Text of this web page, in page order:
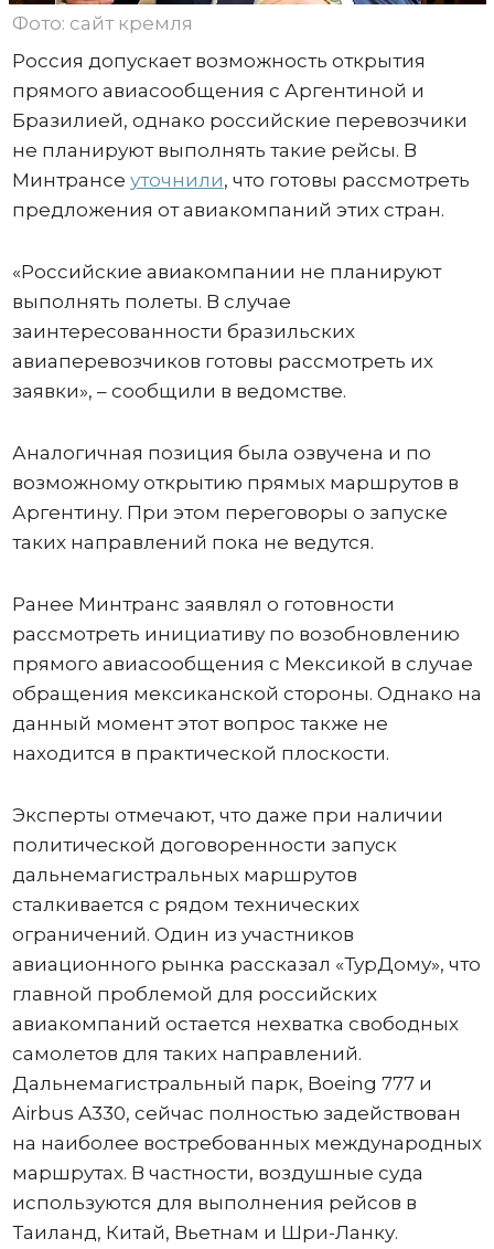
Фото: сайт кремля
Россия допускает возможность открытия
прямого авиасообщения с Аргентиной и
Бразилией, однако российские перевозчики
не планируют выполнять такие рейсы. В
Минтрансе уточнили, что готовы рассмотреть
предложения от авиакомпаний этих стран.
«Российские авиакомпании не планируют
выполнять полеты. В случае
заинтересованности бразильских
авиаперевозчиков готовы рассмотреть их
заявки», – сообщили в ведомстве.
Аналогичная позиция была озвучена и по
возможному открытию прямых маршрутов в
Аргентину. При этом переговоры о запуске
таких направлений пока не ведутся.
Ранее Минтранс заявлял о готовности
рассмотреть инициативу по возобновлению
прямого авиасообщения с Мексикой в случае
обращения мексиканской стороны. Однако на
данный момент этот вопрос также не
находится в практической плоскости.
Эксперты отмечают, что даже при наличии
политической договоренности запуск
дальнемагистральных маршрутов
сталкивается с рядом технических
ограничений. Один из участников
авиационного рынка рассказал «ТурДому», что
главной проблемой для российских
авиакомпаний остается нехватка свободных
самолетов для таких направлений.
Дальнемагистральный парк, Boeing 777 и
Airbus A330, сейчас полностью задействован
на наиболее востребованных международных
маршрутах. В частности, воздушные суда
используются для выполнения рейсов в
Таиланд, Китай, Вьетнам и Шри-Ланку.